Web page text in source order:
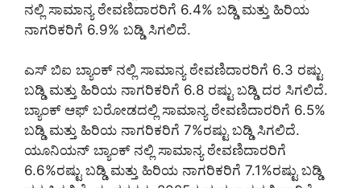
ನಲ್ಲಿ ಸಾಮಾನ್ಯ ಠೇವಣಿದಾರರಿಗೆ 6.4% ಬಡ್ಡಿ ಮತ್ತು ಹಿರಿಯ
ನಾಗರಿಕರಿಗೆ 6.9% ಬಡ್ಡಿ ಸಿಗಲಿದೆ.
ಎಸ್ ಬಿಐ ಬ್ಯಾಂಕ್ ನಲ್ಲಿ ಸಾಮಾನ್ಯ ಠೇವಣಿದಾರರಿಗೆ 6.3 ರಷ್ಟು
ಬಡ್ಡಿ ಮತ್ತು ಹಿರಿಯ ನಾಗರಿಕರಿಗೆ 6.8 ರಷ್ಟು ಬಡ್ಡಿ ದರ ಸಿಗಲಿದೆ.
ಬ್ಯಾಂಕ್ ಆಫ್ ಬರೋಡದಲ್ಲಿ ಸಾಮಾನ್ಯ ಠೇವಣಿದಾರರಿಗೆ 6.5%
ಬಡ್ಡಿ ಮತ್ತು ಹಿರಿಯ ನಾಗರಿಕರಿಗೆ 7%ರಷ್ಟು ಬಡ್ಡಿ ಸಿಗಲಿದೆ.
ಯೂನಿಯನ್ ಬ್ಯಾಂಕ್ ನಲ್ಲಿ ಸಾಮಾನ್ಯ ಠೇವಣಿದಾರರಿಗೆ
6.6%ರಷ್ಟು ಬಡ್ಡಿ ಮತ್ತು ಹಿರಿಯ ನಾಗರಿಕರಿಗೆ 7.1%ರಷ್ಟು ಬಡ್ಡಿ